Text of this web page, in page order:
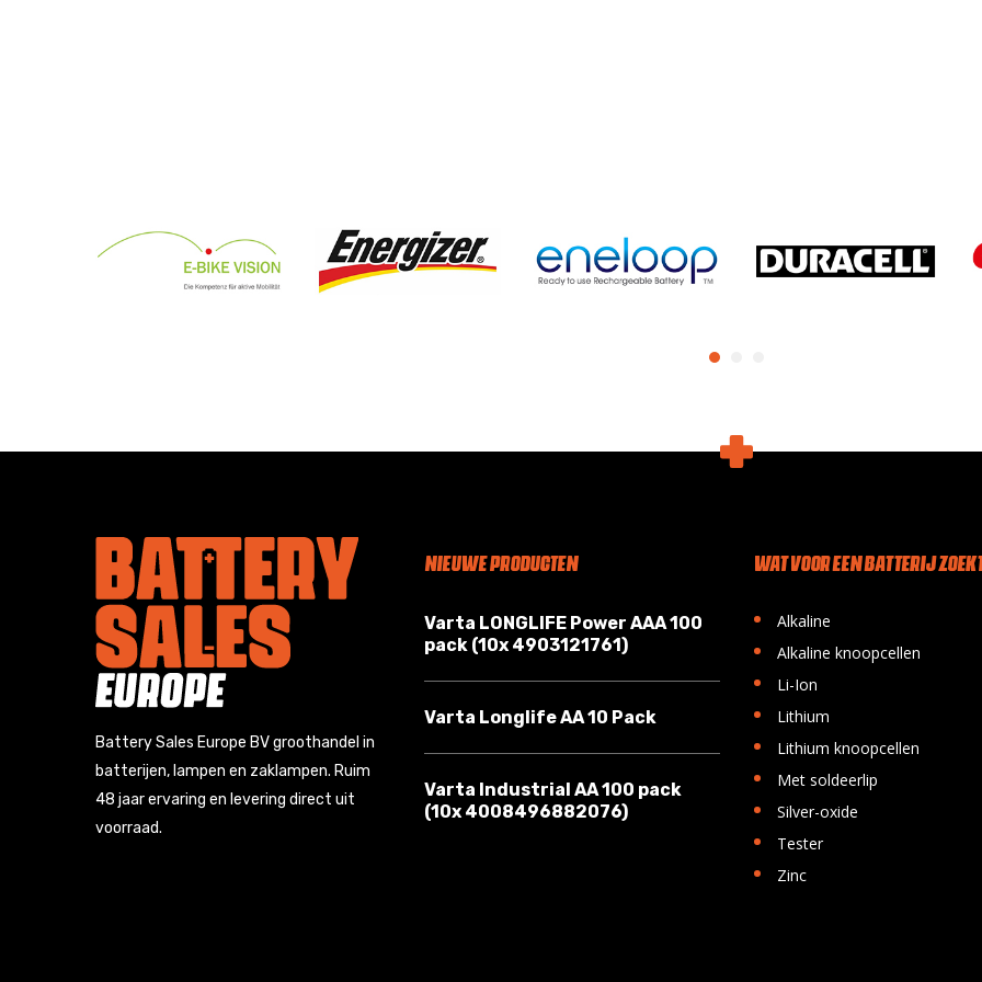
Battery Sales Europe BV groothandel in
batterijen, lampen en zaklampen. Ruim
48 jaar ervaring en levering direct uit
voorraad.
NIEUWE PRODUCTEN
Varta LONGLIFE Power AAA 100
pack (10x 4903121761)
Varta Longlife AA 10 Pack
Varta Industrial AA 100 pack
(10x 4008496882076)
WAT VOOR EEN BATTERIJ
• Alkaline
• Alkaline knoopcellen
• Li-Ion
• Lithium
• Lithium knoopcellen
• Met soldeerlip
• Silver-oxide
• Tester
• Zinc